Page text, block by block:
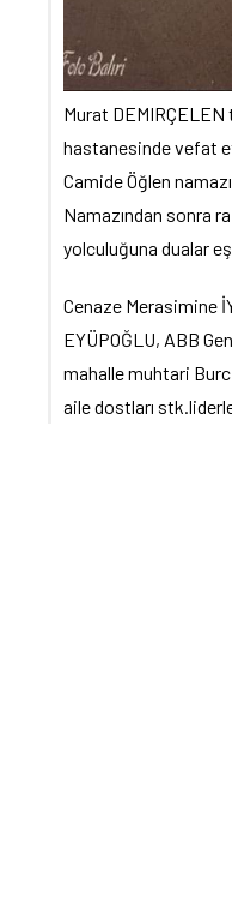
Murat
hastanesinde vefat
Camide Öğlen
Namazından sonra
yolculuğuna dualar
Cenaze Merasimine
EYÜPOĞLU, ABB
mahalle muhtari
aile dostları